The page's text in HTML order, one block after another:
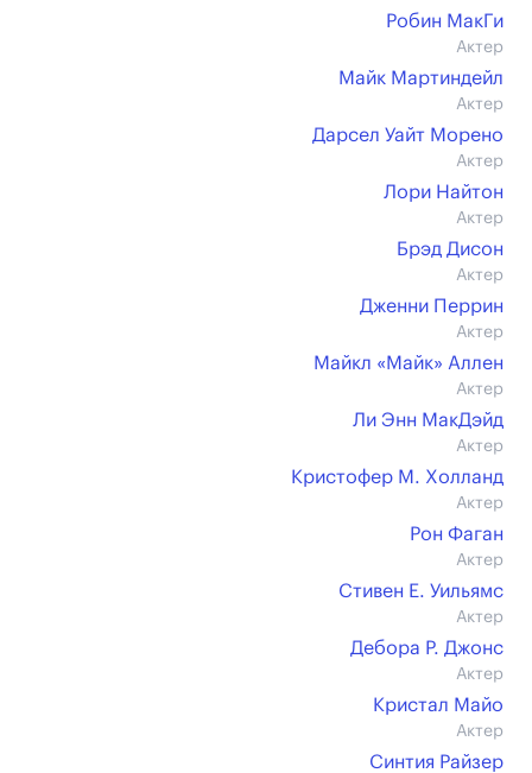
Робин МакГи
Актер
Майк Мартиндейл
Актер
Дарсел Уайт Морено
Актер
Лори Найтон
Актер
Брэд Дисон
Актер
Дженни Перрин
Актер
Майкл «Майк» Аллен
Актер
Ли Энн МакДэйд
Актер
Кристофер М. Холланд
Актер
Рон Фаган
Актер
Стивен Е. Уильямс
Актер
Дебора Р. Джонс
Актер
Кристал Майо
Актер
Синтия Райзер